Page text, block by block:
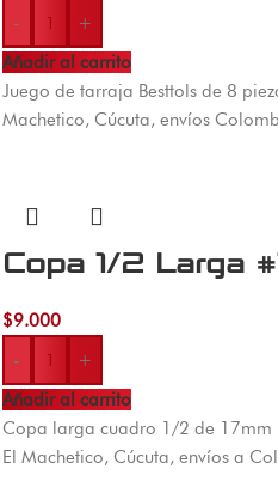
-
+
Añadir al carrito
Juego de tarraja Besttols de 8
Machetico, Cúcuta, envíos
Copa 1/2 Larga
$9.000
-
+
Añadir al carrito
Copa larga cuadro 1/2 de 17mm
El Machetico, Cúcuta, envíos a